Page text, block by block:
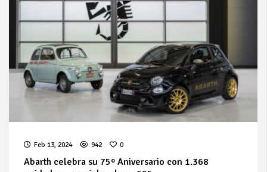
Feb 13, 2024 942 0
Abarth celebra su 75º Aniversario con 1.368